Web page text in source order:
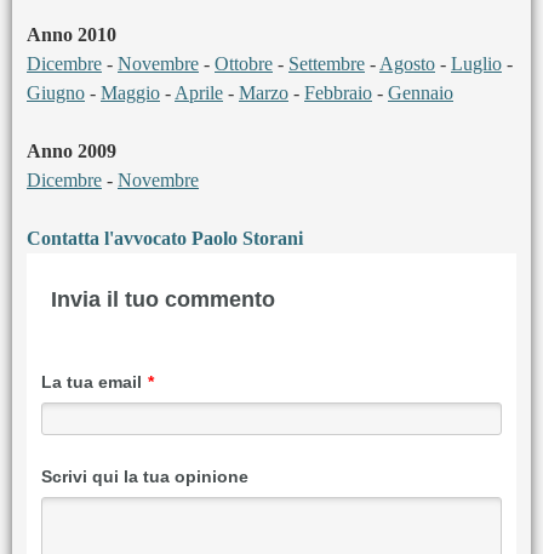
Anno 2010
Dicembre - Novembre - Ottobre - Settembre - Agosto - Luglio -
Giugno - Maggio - Aprile - Marzo - Febbraio - Gennaio
Anno 2009
Dicembre - Novembre
Contatta l'avvocato Paolo Storani